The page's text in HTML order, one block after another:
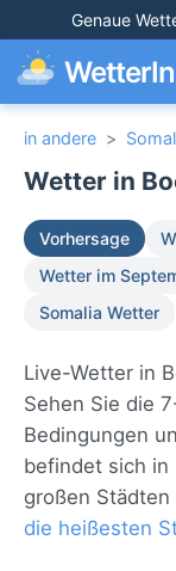
Genaue
in andere >
Wetter in
Vorhersage
Wetter im
Somalia Wetter
Live-Wetter in
Sehen Sie die
Bedingungen
befindet sich in
großen Städten
die heißesten